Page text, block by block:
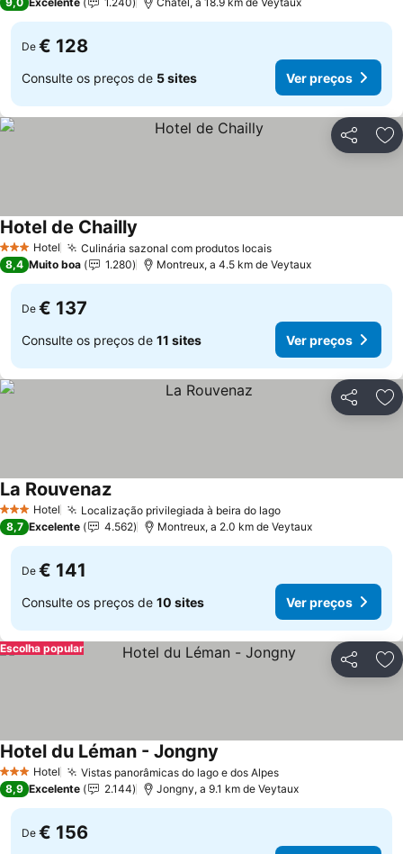
De € 128
Consulte os preços de 5 sites Ver preços
Partilhar
3 EstrelasHotel Culinária sazonal com produtos locaisVer preços
Hotel de Chailly
8,4 Muito boa 1.280 Montreux, a 4.5 km de Veytaux
De € 137
Consulte os preços de 11 sites Ver preços
Partilhar
3 EstrelasHotel Localização privilegiada à beira do lagoVer preços
La RouvenazVer preços
8,7 Excelente 4.562 Montreux, a 2.0 km de Veytaux
De € 141
Consulte os preços de 10 sites Ver preços
Partilhar
Escolha popular
3 EstrelasHotel Vistas panorâmicas do lago e dos AlpesVer preços
Hotel du Léman - Jongny
8,9 Excelente 2.144 Jongny, a 9.1 km de Veytaux
De € 156